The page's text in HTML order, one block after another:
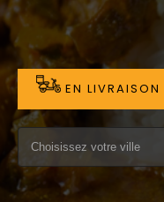
LA CARTE
VOTRE COMPTE
NOTRE RESTAURANT
VOS AVIS
MENTIONS LÉGALES
EN LIVRAISON